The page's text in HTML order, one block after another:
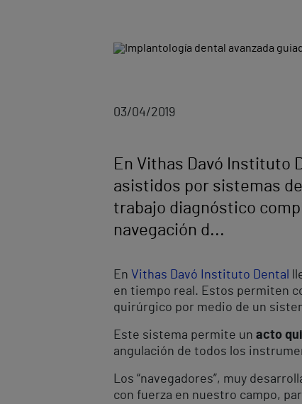
03/04/2019
En Vithas Davó Instituto
asistidos por sistemas
trabajo diagnóstico
navegación d...
En Vithas Davó Instituto Dental
en tiempo real. Estos permiten
quirúrgico por medio de un
Este sistema permite un acto
angulación de todos los
Los “navegadores”, muy
con fuerza en nuestro campo,